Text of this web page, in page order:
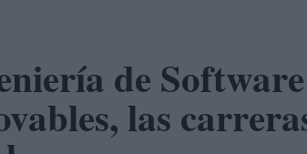
de
las